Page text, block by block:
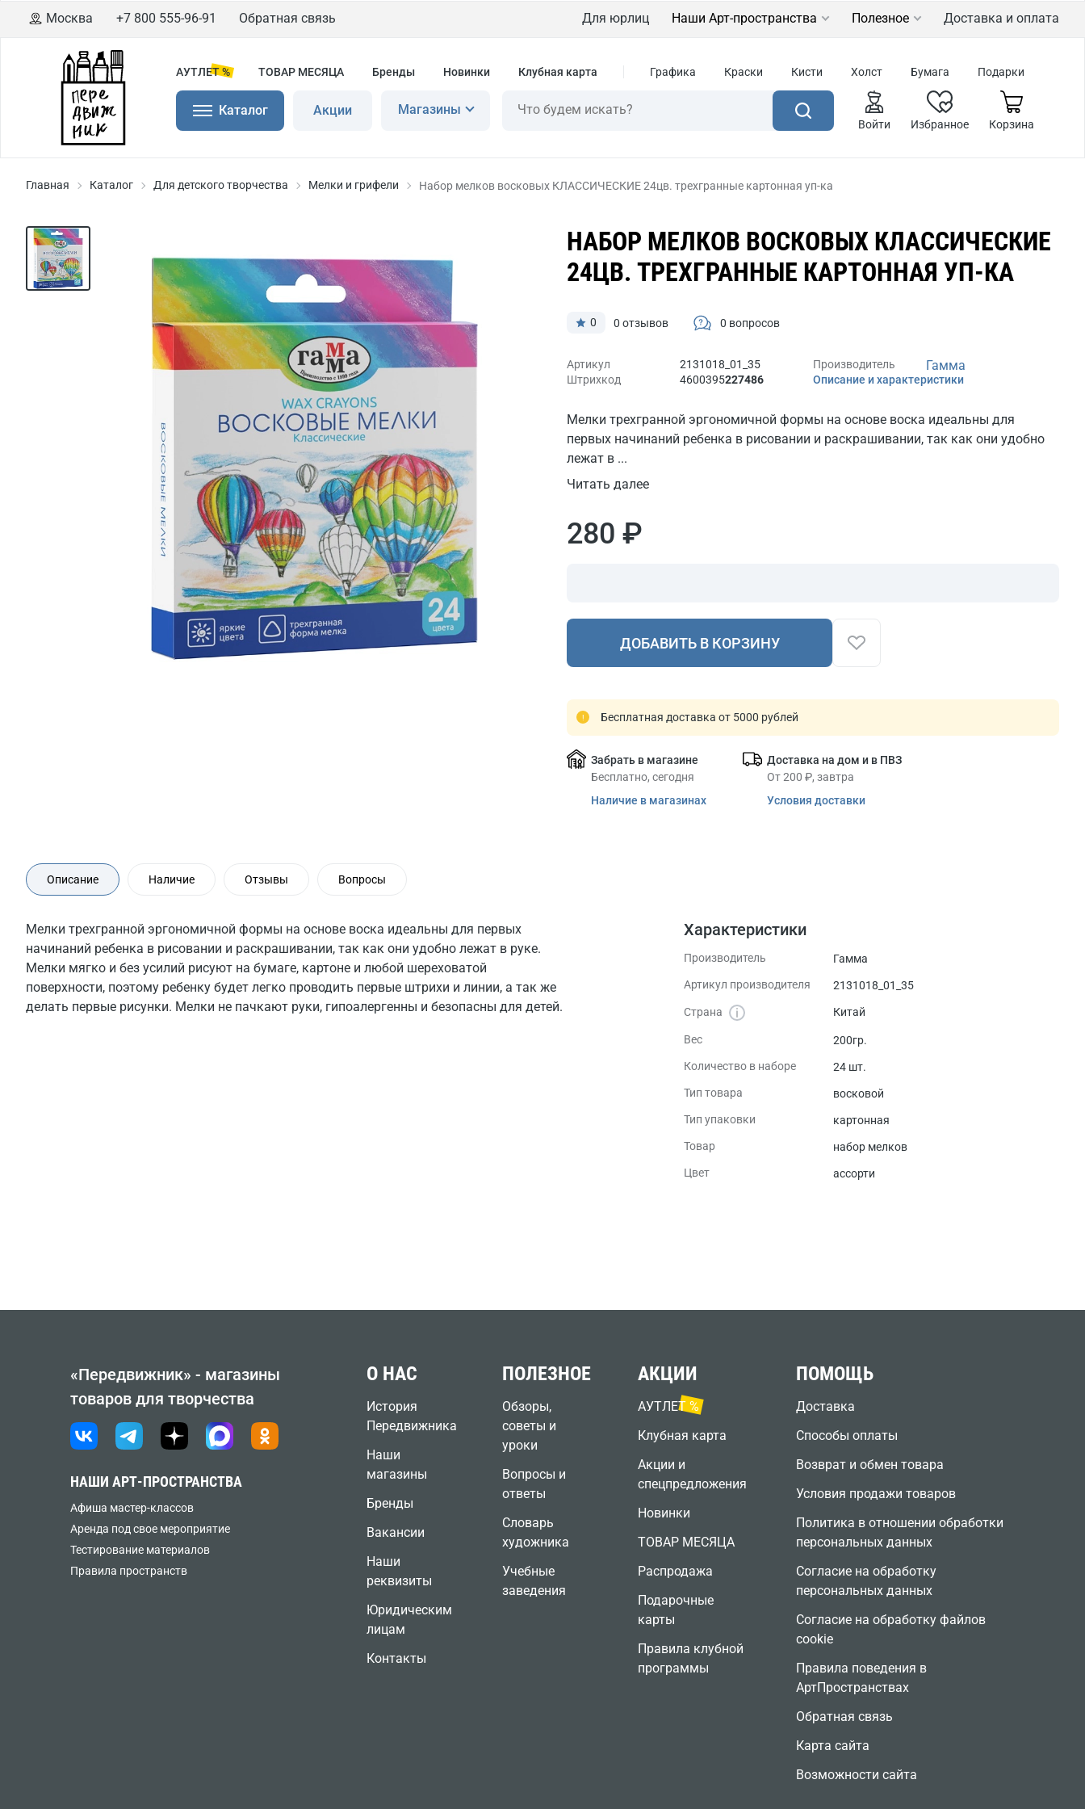
Москва +7 800 555-96-91 Обратная связь Для юрлиц Наши Арт-пространства Полезное Доставка и оплата
АУТЛЕТ % ТОВАР МЕСЯЦА Бренды Новинки Клубная карта Графика Краски Кисти Холст Бумага Подарки
Каталог Акции Магазины
Войти Избранное Корзина
Главная Каталог Для детского творчества Мелки и грифели Набор мелков восковых КЛАССИЧЕСКИЕ 24цв. трехгранные картонная уп-ка
НАБОР МЕЛКОВ ВОСКОВЫХ КЛАССИЧЕСКИЕ
24ЦВ. ТРЕХГРАННЫЕ КАРТОННАЯ УП-КА
0 0 отзывов 0 вопросов
Артикул 2131018_01_35 Производитель Гамма
Штрихкод 4600395227486 Описание и характеристики
Мелки трехгранной эргономичной формы на основе воска идеальны для
первых начинаний ребенка в рисовании и раскрашивании, так как они удобно
лежат в ...
Читать далее
280 ₽
ДОБАВИТЬ В КОРЗИНУ
Бесплатная доставка от 5000 рублей
Забрать в магазине
Бесплатно, сегодня
Наличие в магазинах
Доставка на дом и в ПВЗ
От 200 ₽, завтра
Условия доставки
Описание Наличие Отзывы Вопросы
Мелки трехгранной эргономичной формы на основе воска идеальны для первых
начинаний ребенка в рисовании и раскрашивании, так как они удобно лежат в руке.
Мелки мягко и без усилий рисуют на бумаге, картоне и любой шереховатой
поверхности, поэтому ребенку будет легко проводить первые штрихи и линии, а так же
делать первые рисунки. Мелки не пачкают руки, гипоалергенны и безопасны для детей.
Характеристики
Производитель
Гамма
Артикул производителя
2131018_01_35
Страна Китай
Вес
200гр.
Количество в наборе
24 шт.
Тип товара
восковой
Тип упаковки
картонная
Товар
набор мелков
Цвет
ассорти
«Передвижник» - магазины
товаров для творчества
НАШИ АРТ-ПРОСТРАНСТВА
Афиша мастер-классов
Аренда под свое мероприятие
Тестирование материалов
Правила пространств
О НАС
История
Передвижника
Наши
магазины
Бренды
Вакансии
Наши
реквизиты
Юридическим
лицам
Контакты
ПОЛЕЗНОЕ
Обзоры,
советы и
уроки
Вопросы и
ответы
Словарь
художника
Учебные
заведения
АКЦИИ
АУТЛЕТ %
Клубная карта
Акции и
спецпредложения
Новинки
ТОВАР МЕСЯЦА
Распродажа
Подарочные
карты
Правила клубной
программы
ПОМОЩЬ
Доставка
Способы оплаты
Возврат и обмен товара
Условия продажи товаров
Политика в отношении обработки
персональных данных
Согласие на обработку
персональных данных
Согласие на обработку файлов
cookie
Правила поведения в
АртПространствах
Обратная связь
Карта сайта
Возможности сайта